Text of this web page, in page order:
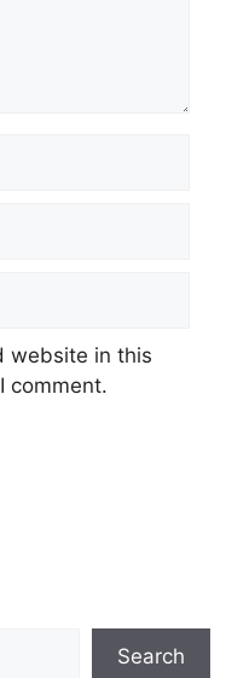
website in this
comment.
Search